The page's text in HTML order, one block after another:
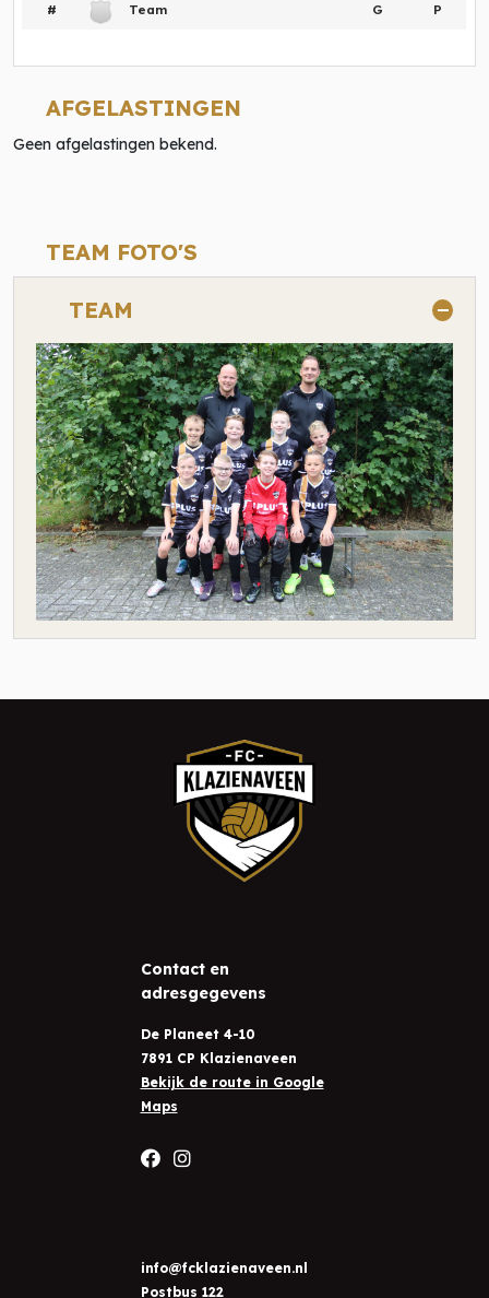
# Team G P
AFGELASTINGEN
Geen afgelastingen bekend.
TEAM FOTO'S
TEAM
Contact en
adresgegevens
De Planeet 4-10
7891 CP Klazienaveen
Bekijk de route in Google
Maps
info@fcklazienaveen.nl
Postbus 122